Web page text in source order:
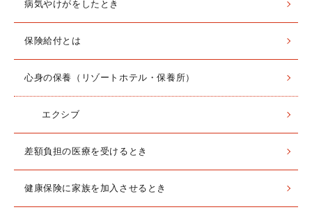
病気やけがをしたとき
保険給付とは
心身の保養（リゾートホテル・保養所）
エクシブ
差額負担の医療を受けるとき
健康保険に家族を加入させるとき